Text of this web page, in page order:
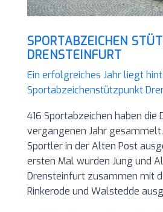
SPORTABZEICHEN
DRENSTEINFURT
Ein erfolgreiches Jahr liegt
Sportabzeichenstützpunkt
416 Sportabzeichen haben
vergangenen Jahr
Sportler in der Alten Post
ersten Mal wurden Jung und
Drensteinfurt zusammen mit
Rinkerode und Walstedde